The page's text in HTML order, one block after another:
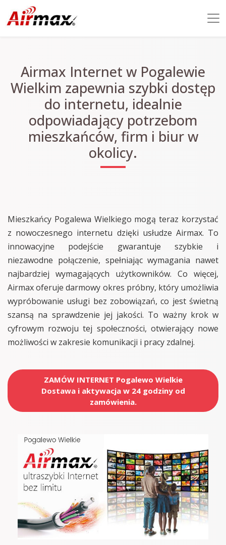
Airmax Internet w Pogalewie
Wielkim zapewnia szybki dostęp
do internetu, idealnie
odpowiadający potrzebom
mieszkańców, firm i biur w
okolicy.
Mieszkańcy Pogalewa Wielkiego mogą teraz korzystać
z nowoczesnego internetu dzięki usłudze Airmax. To
innowacyjne podejście gwarantuje szybkie i
niezawodne połączenie, spełniając wymagania nawet
najbardziej wymagających użytkowników. Co więcej,
Airmax oferuje darmowy okres próbny, który umożliwia
wypróbowanie usługi bez zobowiązań, co jest świetną
szansą na sprawdzenie jej jakości. To ważny krok w
cyfrowym rozwoju tej społeczności, otwierający nowe
możliwości w zakresie komunikacji i pracy zdalnej.
ZAMÓW INTERNET Pogalewo Wielkie
Dostawa i aktywacja w 24 godziny od
zamówienia.